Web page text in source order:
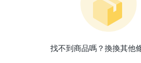
找不到商品嗎？換換其他